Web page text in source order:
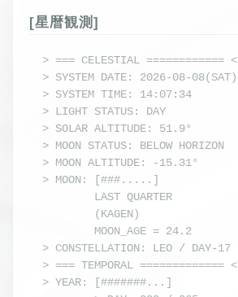
[星暦観測]
> === CELESTIAL ============ <
> SYSTEM DATE: 2026-08-08(SAT)
> SYSTEM TIME: 14:07:34
> LIGHT STATUS: DAY
> SOLAR ALTITUDE: 51.9°
> MOON STATUS: BELOW HORIZON
> MOON ALTITUDE: -15.31°
> MOON: [###.....]
> CONSTELLATION: LEO / DAY-17
> === TEMPORAL ============= <
> YEAR: [#######...]